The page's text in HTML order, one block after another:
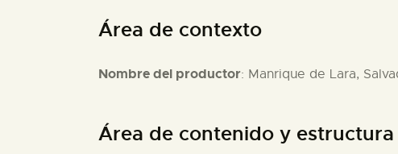
Área de contexto
Nombre del productor: Manrique de Lara,
Área de contenido y estructura